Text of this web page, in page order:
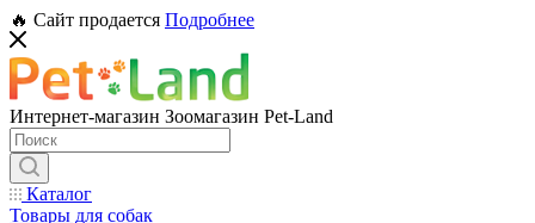
🔥 Сайт продается Подробнее
Интернет-магазин Зоомагазин Pet-Land
Каталог
Товары для собак